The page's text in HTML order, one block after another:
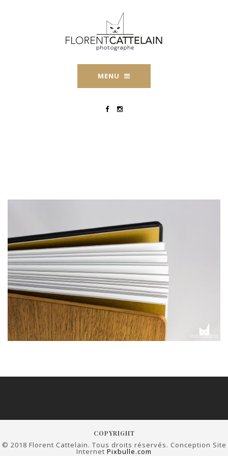
MENU
COPYRIGHT
© 2018 Florent Cattelain. Tous droits réservés. Conception Site
Internet Pixbulle.com